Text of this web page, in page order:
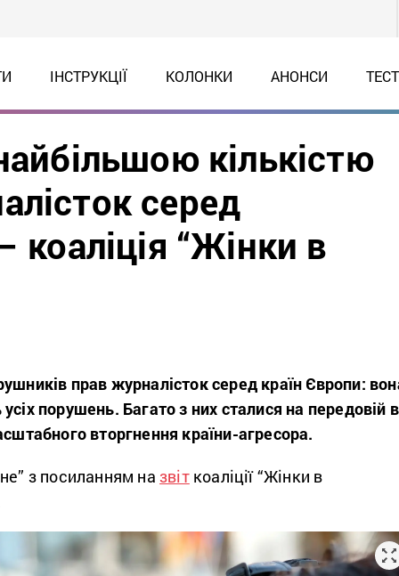
ІНСТРУКЦІЇ КОЛОНКИ АНОНСИ
кількістю
серед
коаліція “Жінки в
прав журналісток серед країн Європи:
порушень. Багато з них сталися на передовій в
вторгнення країни-агресора.
з посиланням назвіткоаліції “Жінки в